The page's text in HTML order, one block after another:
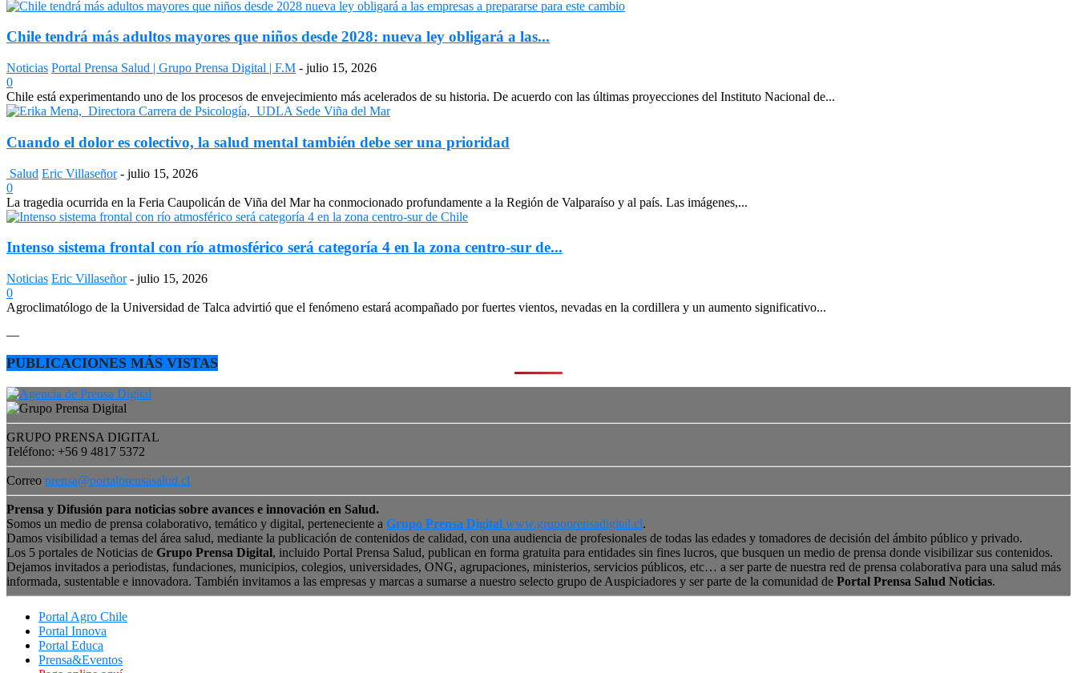
Chile tendrá más adultos mayores que niños desde 2028: nueva ley obligará a las...
Noticias Portal Prensa Salud | Grupo Prensa Digital | F.M - julio 15, 2026
0
Chile está experimentando uno de los procesos de envejecimiento más acelerados de su historia. De acuerdo con las últimas proyecciones del Instituto Nacional de...
Cuando el dolor es colectivo, la salud mental también debe ser una prioridad
Salud Eric Villaseñor - julio 15, 2026
0
La tragedia ocurrida en la Feria Caupolicán de Viña del Mar ha conmocionado profundamente a la Región de Valparaíso y al país. Las imágenes,...
Intenso sistema frontal con río atmosférico será categoría 4 en la zona centro-sur de...
Noticias Eric Villaseñor - julio 15, 2026
0
Agroclimatólogo de la Universidad de Talca advirtió que el fenómeno estará acompañado por fuertes vientos, nevadas en la cordillera y un aumento significativo...
—
PUBLICACIONES MÁS VISTAS
GRUPO PRENSA DIGITAL
Teléfono: +56 9 4817 5372
Correo prensa@portalprensasalud.cl
Prensa y Difusión para noticias sobre avances e innovación en Salud.
Somos un medio de prensa colaborativo, temático y digital, perteneciente a Grupo Prensa Digital www.grupoprensadigital.cl.
Damos visibilidad a temas del área salud, mediante la publicación de contenidos de calidad, con una audiencia de profesionales de todas las edades y tomadores de decisión del ámbito público y privado.
Los 5 portales de Noticias de Grupo Prensa Digital, incluido Portal Prensa Salud, publican en forma gratuita para entidades sin fines lucros, que busquen un medio de prensa donde visibilizar sus contenidos.
Dejamos invitados a periodistas, fundaciones, municipios, colegios, universidades, ONG, agrupaciones, ministerios, servicios públicos, etc… a ser parte de nuestra red de prensa colaborativa para una salud más
informada, sustentable e innovadora. También invitamos a las empresas y marcas a sumarse a nuestro selecto grupo de Auspiciadores y ser parte de la comunidad de Portal Prensa Salud Noticias.
Portal Agro Chile
Portal Innova
Portal Educa
Prensa&Eventos